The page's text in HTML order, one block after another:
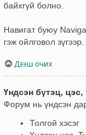
байхгүй болно.
Навигат буюу
гэж ойлговол
Дээш очих
Үндсэн бүтэц,
Форум нь үндсэн
Толгой хэсэг